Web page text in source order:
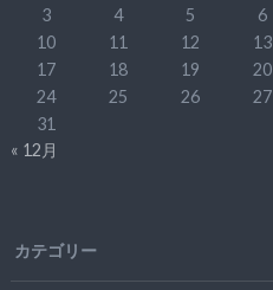
3
4 5 6
10
11 12 13
17
18 19 20
24
25 26 27
31
« 12月
カテゴリー